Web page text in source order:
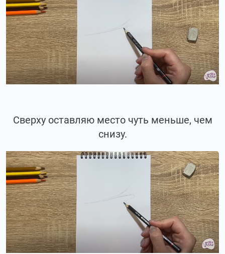
Сверху оставляю место чуть меньше, чем
снизу.